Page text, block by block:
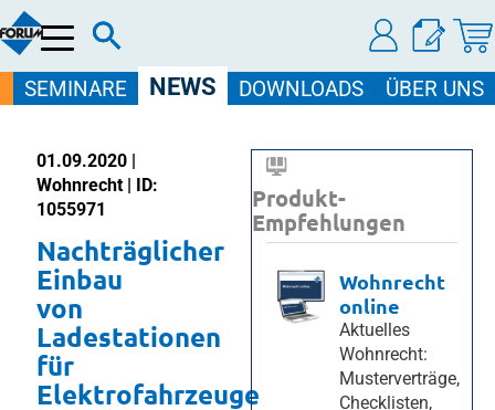
Menü
SEMINARE NEWS DOWNLOADS ÜBER UNS
01.09.2020 |
Wohnrecht | ID:
1055971
Nachträglicher
Einbau
von
Ladestationen
für
Elektrofahrzeuge
Produkt-
Empfehlungen
Wohnrecht
online
Aktuelles
Wohnrecht:
Musterverträge,
Checklisten,